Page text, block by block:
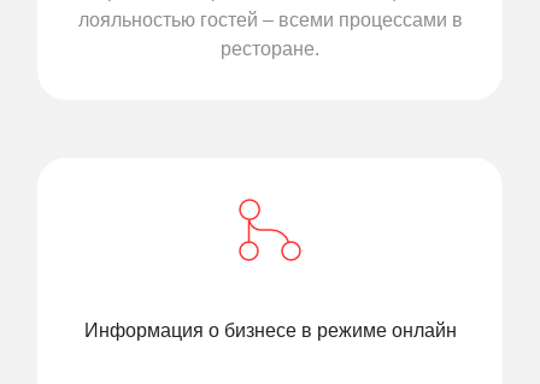
лояльностью гостей – всеми процессами в
ресторане.
Информация о бизнесе в режиме онлайн